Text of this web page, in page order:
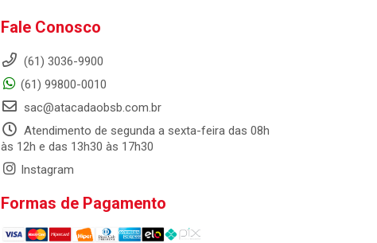
Fale Conosco
(61) 3036-9900
(61) 99800-0010
sac@atacadaobsb.com.br
Atendimento de segunda a sexta-feira das 08h
às 12h e das 13h30 às 17h30
Instagram
Formas de Pagamento